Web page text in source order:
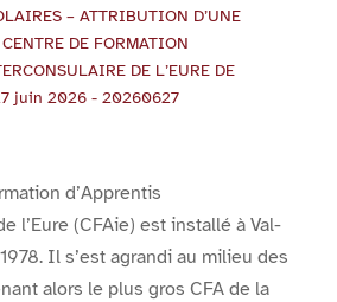
– ATTRIBUTION D’UNE
DE FORMATION
DE L’EURE DE
juin 2026 - 20260627
d’Apprentis
l’Eure (CFAie) est installé à Val-
Il s’est agrandi au milieu des
alors le plus gros CFA de la